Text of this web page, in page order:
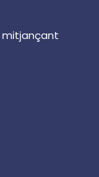
mitjançant